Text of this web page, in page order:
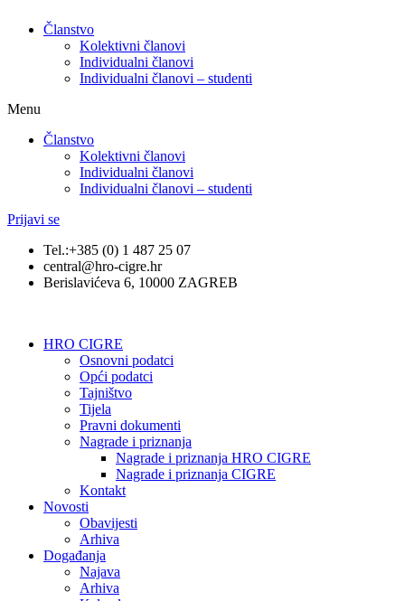
Članstvo
Kolektivni članovi
Individualni članovi
Individualni članovi – studenti
Menu
Članstvo
Kolektivni članovi
Individualni članovi
Individualni članovi – studenti
Prijavi se
Tel.:+385 (0) 1 487 25 07
central@hro-cigre.hr
Berislavićeva 6, 10000 ZAGREB
HRO CIGRE
Osnovni podatci​
Opći podatci
Tajništvo
Tijela
Pravni dokumenti
Nagrade i priznanja
Nagrade i priznanja HRO CIGRE
Nagrade i priznanja CIGRE
Kontakt
Novosti
Obavijesti
Arhiva
Događanja
Najava
Arhiva